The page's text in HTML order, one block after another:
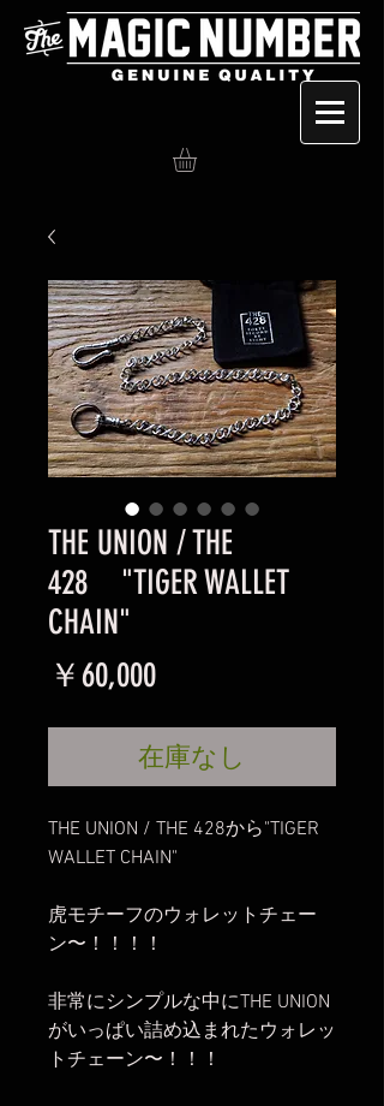
THE UNION / THE
428 "TIGER WALLET
CHAIN"
￥60,000価
格
在庫なし
THE UNION / THE 428から"TIGER
WALLET CHAIN"
虎モチーフのウォレットチェー
ン〜！！！！
非常にシンプルな中にTHE UNION
がいっぱい詰め込まれたウォレッ
トチェーン〜！！！